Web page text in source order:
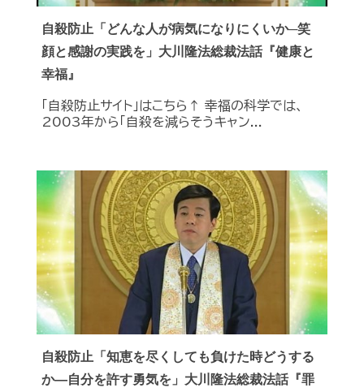
自殺防止「どんな人が病気になりにくいか─笑
顔と感謝の実践を」大川隆法総裁法話『健康と
幸福』
「自殺防止サイト」はこちら↑ 幸福の科学では、
2003年から「自殺を減らそうキャン...
自殺防止「知恵を尽くしても負けた時どうする
か―自分を許す勇気を」大川隆法総裁法話『罪